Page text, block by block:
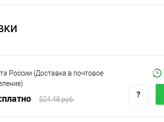
России (Доставка в почтовое
524.48 руб.